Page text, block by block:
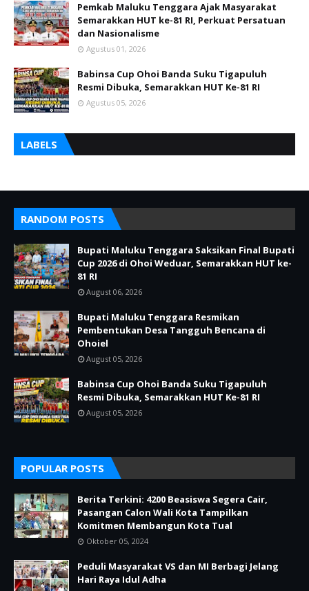
Pemkab Maluku Tenggara Ajak Masyarakat
Semarakkan HUT ke-81 RI, Perkuat Persatuan
dan Nasionalisme
Agustus 01, 2026
Babinsa Cup Ohoi Banda Suku Tigapuluh
Resmi Dibuka, Semarakkan HUT Ke-81 RI
Agustus 05, 2026
LABELS
RANDOM POSTS
Bupati Maluku Tenggara Saksikan Final Bupati
Cup 2026 di Ohoi Weduar, Semarakkan HUT ke-
81 RI
August 06, 2026
Bupati Maluku Tenggara Resmikan
Pembentukan Desa Tangguh Bencana di
Ohoiel
August 05, 2026
Babinsa Cup Ohoi Banda Suku Tigapuluh
Resmi Dibuka, Semarakkan HUT Ke-81 RI
August 05, 2026
POPULAR POSTS
Berita Terkini: 4200 Beasiswa Segera Cair,
Pasangan Calon Wali Kota Tampilkan
Komitmen Membangun Kota Tual
Oktober 05, 2024
Peduli Masyarakat VS dan MI Berbagi Jelang
Hari Raya Idul Adha